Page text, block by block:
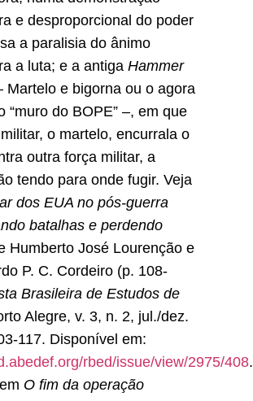
e desproporcional do poder
a paralisia do ânimo
a luta; e a antiga Hammer
Martelo e bigorna ou o agora
“muro do BOPE” –, em que
o martelo, encurrala o
outra força militar, a
tendo para onde fugir. Veja
dos EUA no pós-guerra
batalhas e perdendo
Humberto José Lourenção e
P. C. Cordeiro (p. 108-
Brasileira de Estudos de
Alegre, v. 3, n. 2, jul./dez.
117. Disponível em:
rbed/issue/view/2975/408.
O fim da operação